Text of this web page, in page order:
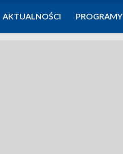
AKTUALNOŚCI PROGRAMY